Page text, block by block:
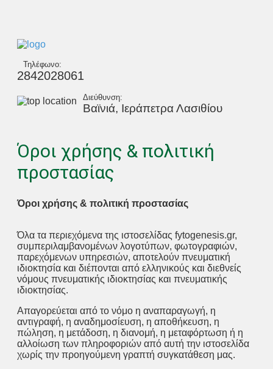
Τηλέφωνο:
2842028061
Διεύθυνση:
Βαϊνιά, Ιεράπετρα Λασιθίου
Όροι χρήσης & πολιτική
προστασίας
Όροι χρήσης & πολιτική προστασίας
Όλα τα περιεχόμενα της ιστοσελίδας fytogenesis.gr,
συμπεριλαμβανομένων λογοτύπων, φωτογραφιών,
παρεχόμενων υπηρεσιών, αποτελούν πνευματική
ιδιοκτησία και διέπονται από ελληνικούς και διεθνείς
νόμους πνευματικής ιδιοκτησίας και πνευματικής
ιδιοκτησίας.
Απαγορεύεται από το νόμο η αναπαραγωγή, η
αντιγραφή, η αναδημοσίευση, η αποθήκευση, η
πώληση, η μετάδοση, η διανομή, η μεταφόρτωση ή η
αλλοίωση των πληροφοριών από αυτή την ιστοσελίδα
χωρίς την προηγούμενη γραπτή συγκατάθεση μας.